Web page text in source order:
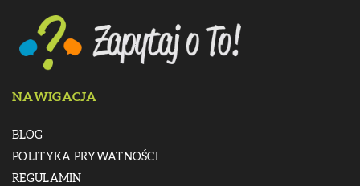
NAWIGACJA
BLOG
POLITYKA PRYWATNOŚCI
REGULAMIN